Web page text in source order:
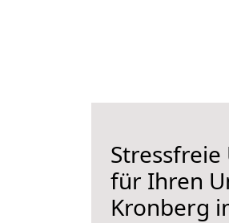
für Ihren
Kronberg